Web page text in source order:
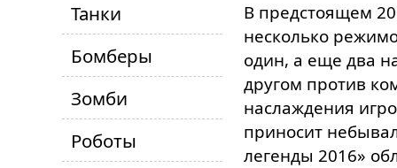
Танки
Бомберы
Зомби
Роботы
В предстоящем
несколько
один, а еще два
другом против
наслаждения
приносит
легенды 2016»